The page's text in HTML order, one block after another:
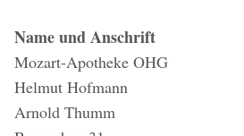
Name und Anschrift
Mozart-Apotheke OHG
Helmut Hofmann
Arnold Thumm